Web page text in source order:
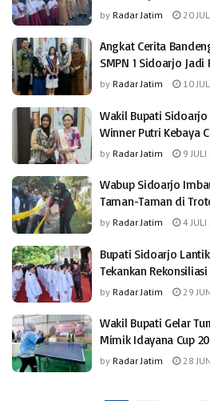
by Radar Jatim 20
Angkat Cerita
SMPN 1 Sidoarjo
by Radar Jatim 10
Wakil Bupati Sidoarjo
Winner Putri Kebaya
by Radar Jatim 9 JULI
Wabup Sidoarjo
Taman-Taman di
by Radar Jatim 4 JULI
Bupati Sidoarjo
Tekankan
by Radar Jatim 29
Wakil Bupati Gelar
Mimik Idayana Cup
by Radar Jatim 28